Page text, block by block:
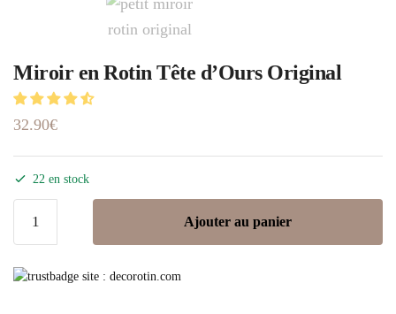
Miroir en Rotin Tête d’Ours Original
32.90€
22 en stock
Ajouter au panier